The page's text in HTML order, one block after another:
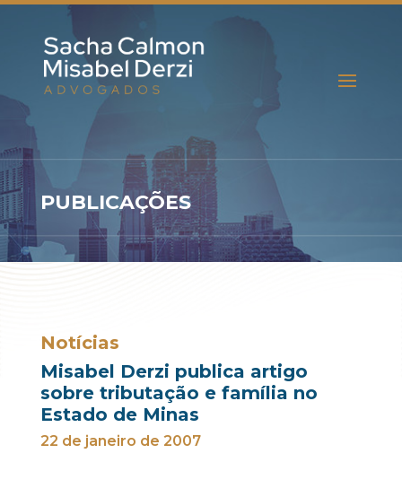
PUBLICAÇÕES
Notícias
Misabel Derzi publica artigo
sobre tributação e família no
Estado de Minas
22 de janeiro de 2007